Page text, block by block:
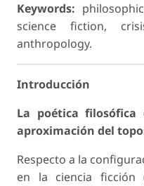
Keywords:
science fiction,
anthropology.
Introducción
La poética
aproximación del
Respecto a la
en la ciencia ficción